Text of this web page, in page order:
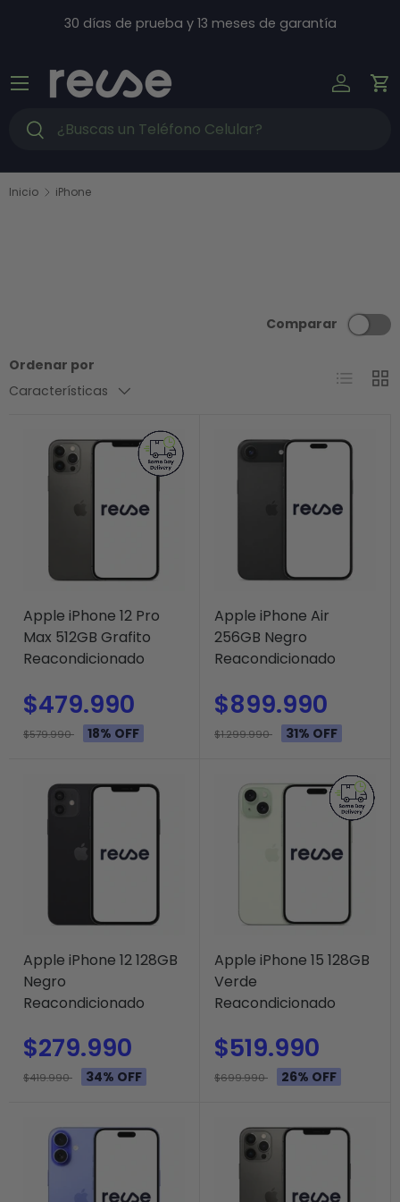
Ir al contenido
30 días de prueba y 13 meses de garantía
Buscar
Buscar
Iniciar
Menú
Inicio iPhone
Ordenar por
Características
Comparar
Lista
Apple iPhone 12 Pro
Max 512GB Grafito
Reacondicionado
$479.990
$579.990 18% OFF
Apple iPhone Air
256GB Negro
Reacondicionado
$899.990
$1.299.990 31% OFF
Apple iPhone 12 128GB
Negro
Reacondicionado
$279.990
$419.990 34% OFF
Apple iPhone 15 128GB
Verde
Reacondicionado
$519.990
$699.990 26% OFF